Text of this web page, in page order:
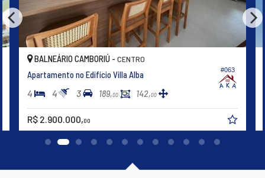
Estar Social
Acessibilidade para PNE
Hidromassagem
#063
BALNEÁRIO CAMBORIÚ - CENTRO
Apartamento no Edifício Villa Alba
4 4 3 189,00 142,00
R$ 2.900.000,00